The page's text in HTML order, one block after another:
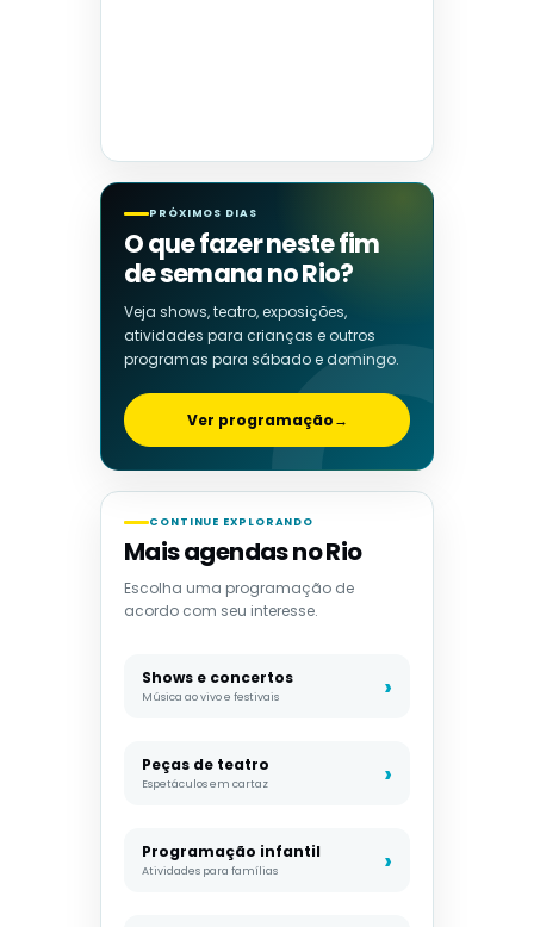
PRÓXIMOS DIAS
O que fazer neste fim
de semana no Rio?
Veja shows, teatro, exposições,
atividades para crianças e outros
programas para sábado e domingo.
Ver programação→
CONTINUE EXPLORANDO
Mais agendas no Rio
Escolha uma programação de
acordo com seu interesse.
Shows e concertos
Música ao vivo e festivais
Peças de teatro
Espetáculos em cartaz
Programação infantil
Atividades para famílias